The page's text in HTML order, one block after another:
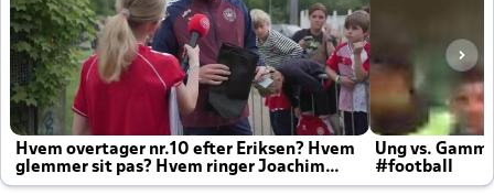
Hvem overtager nr.10 efter Eriksen? Hvem
glemmer sit pas? Hvem ringer Joachim
altid til efter kampe?
Ung vs.
#football